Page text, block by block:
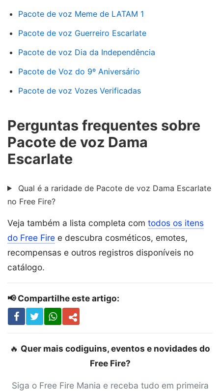
Pacote de voz Meme de LATAM 1
Pacote de voz Guerreiro Escarlate
Pacote de voz Dia da Independência
Pacote de Voz do 9º Aniversário
Pacote de voz Vozes Verificadas
Perguntas frequentes sobre
Pacote de voz Dama
Escarlate
Qual é a raridade de Pacote de voz Dama Escarlate
no Free Fire?
Veja também a lista completa com todos os itens
do Free Fire e descubra cosméticos, emotes,
recompensas e outros registros disponíveis no
catálogo.
📢 Compartilhe este artigo:
🔥 Quer mais codiguins, eventos e novidades do
Free Fire?
Siga o Free Fire Mania e receba tudo em primeira